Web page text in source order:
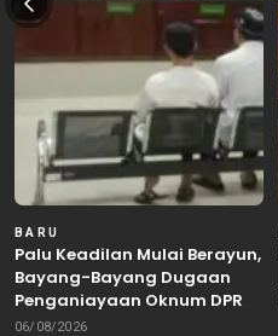
BARU
Palu Keadilan Mulai Berayun,
Bayang-Bayang Dugaan
Penganiayaan Oknum DPRD
Bekasi Masuk Meja Hijau
06/08/2026